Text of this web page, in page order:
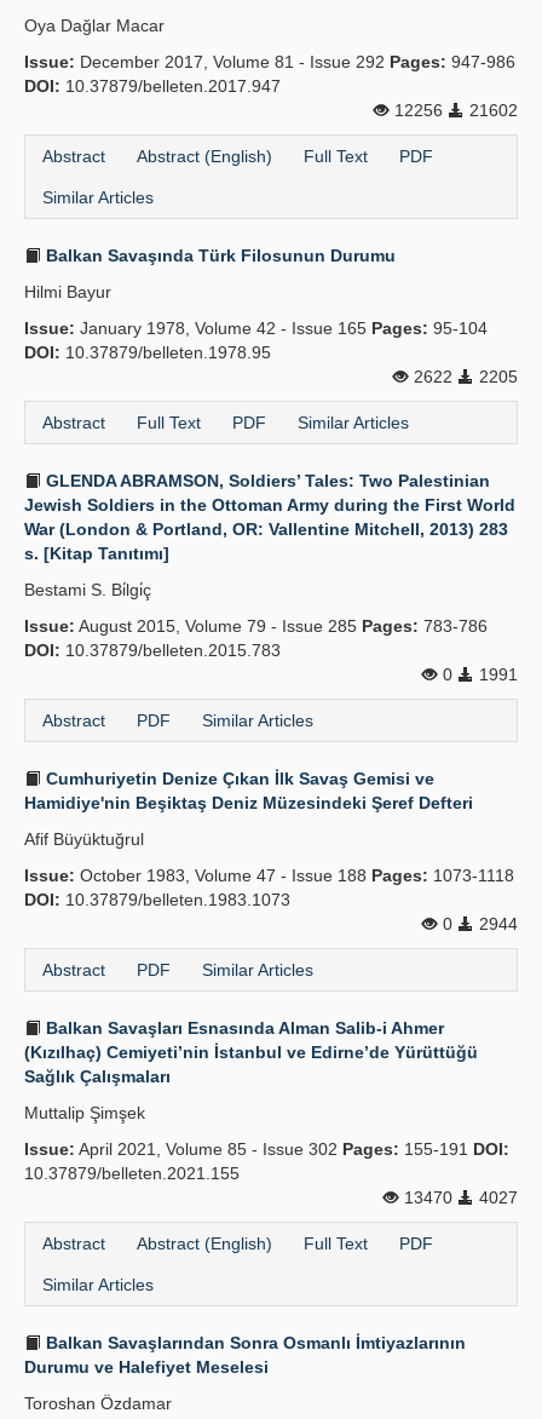
Oya Dağlar Macar
Issue: December 2017, Volume 81 - Issue 292 Pages: 947-986
DOI: 10.37879/belleten.2017.947
12256
21602
Abstract Abstract (English) Full Text PDF
Similar Articles
Balkan Savaşında Türk Filosunun Durumu
Hilmi Bayur
Issue: January 1978, Volume 42 - Issue 165 Pages: 95-104
DOI: 10.37879/belleten.1978.95
2622
2205
Abstract Full Text PDF Similar Articles
GLENDA ABRAMSON, Soldiers’ Tales: Two Palestinian
Jewish Soldiers in the Ottoman Army during the First World
War (London & Portland, OR: Vallentine Mitchell, 2013) 283
s. [Kitap Tanıtımı]
Bestami S. Bi̇lgi̇ç
Issue: August 2015, Volume 79 - Issue 285 Pages: 783-786
DOI: 10.37879/belleten.2015.783
0
1991
Abstract PDF Similar Articles
Cumhuriyetin Denize Çıkan İlk Savaş Gemisi ve
Hamidiye'nin Beşiktaş Deniz Müzesindeki Şeref Defteri
Afif Büyüktuğrul
Issue: October 1983, Volume 47 - Issue 188 Pages: 1073-1118
DOI: 10.37879/belleten.1983.1073
0
2944
Abstract PDF Similar Articles
Balkan Savaşları Esnasında Alman Salib-i Ahmer
(Kızılhaç) Cemiyeti’nin İstanbul ve Edirne’de Yürüttüğü
Sağlık Çalışmaları
Muttalip Şimşek
Issue: April 2021, Volume 85 - Issue 302 Pages: 155-191 DOI:
10.37879/belleten.2021.155
13470
4027
Abstract Abstract (English) Full Text PDF
Similar Articles
Balkan Savaşlarından Sonra Osmanlı İmtiyazlarının
Durumu ve Halefiyet Meselesi
Toroshan Özdamar